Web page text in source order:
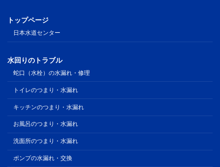
トップページ
日本水道センター
水回りのトラブル
蛇口（水栓）の水漏れ・修理
トイレのつまり・水漏れ
キッチンのつまり・水漏れ
お風呂のつまり・水漏れ
洗面所のつまり・水漏れ
ポンプの水漏れ・交換